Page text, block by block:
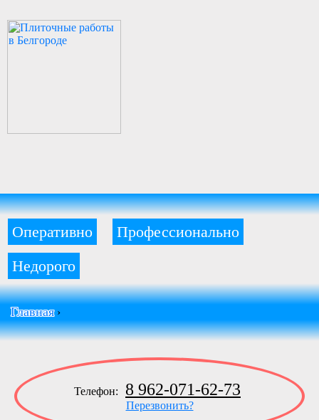
Оперативно
Профессионально
Недорого
Главная›
Телефон: 8 962-071-62-73
Перезвонить?